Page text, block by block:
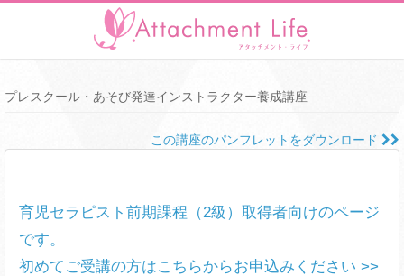
プレスクール・あそび発達インストラクター養成講座
この講座のパンフレットをダウンロード
育児セラピスト前期課程（2級）取得者向けのページ
です。
初めてご受講の方はこちらからお申込みください >>